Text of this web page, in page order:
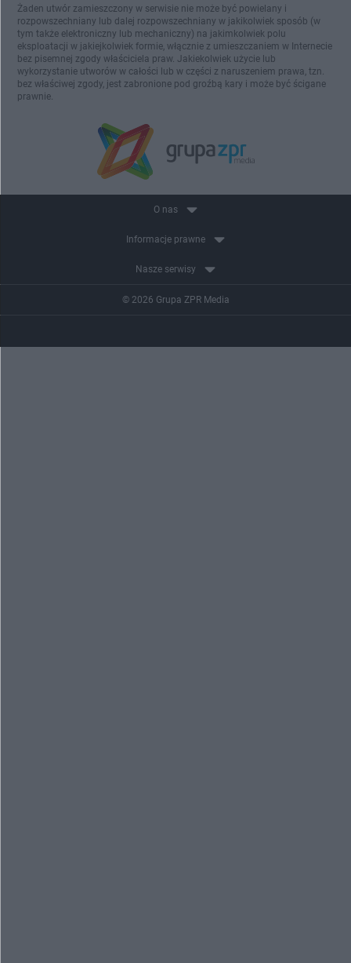
Żaden utwór zamieszczony w serwisie nie może być powielany i
rozpowszechniany lub dalej rozpowszechniany w jakikolwiek sposób (w
tym także elektroniczny lub mechaniczny) na jakimkolwiek polu
eksploatacji w jakiejkolwiek formie, włącznie z umieszczaniem w Internecie
bez pisemnej zgody właściciela praw. Jakiekolwiek użycie lub
wykorzystanie utworów w całości lub w części z naruszeniem prawa, tzn.
bez właściwej zgody, jest zabronione pod groźbą kary i może być ścigane
prawnie.
O nas
Informacje prawne
Nasze serwisy
© 2026 Grupa ZPR Media